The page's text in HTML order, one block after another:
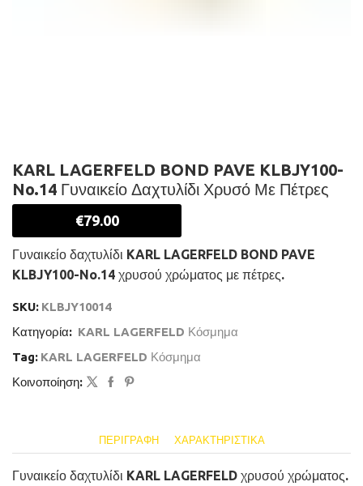
KARL LAGERFELD BOND PAVE KLBJY100-
No.14 Γυναικείο Δαχτυλίδι Χρυσό Με Πέτρες
€79.00
Γυναικείο δαχτυλίδι KARL LAGERFELD BOND PAVE
KLBJY100-No.14 χρυσού χρώματος με πέτρες.
SKU: KLBJY10014
Κατηγορία: KARL LAGERFELD Κόσμημα
Tag: KARL LAGERFELD Κόσμημα
Κοινοποίηση:
ΠΕΡΙΓΡΑΦΉ ΧΑΡΑΚΤΗΡΙΣΤΙΚΆ
Γυναικείο δαχτυλίδι KARL LAGERFELD χρυσού χρώματος.